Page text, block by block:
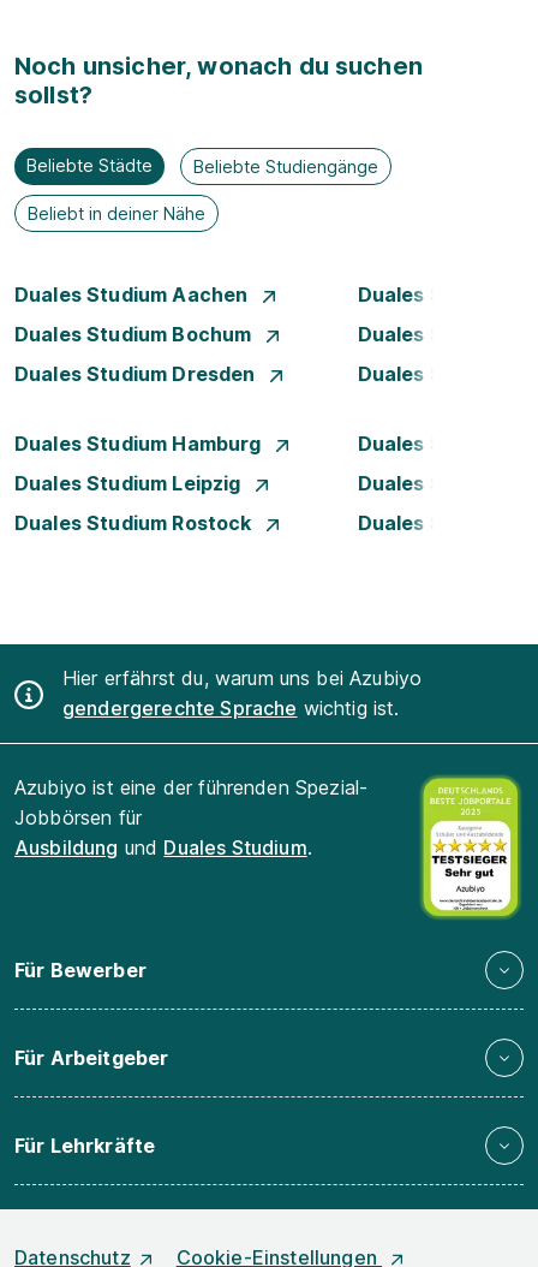
Noch unsicher, wonach du suchen
sollst?
Beliebte Städte Beliebte Studiengänge
Beliebt in deiner Nähe
Duales Studium Aachen
Duales Studium
Duales Studium Bochum
Duales Studium
Duales Studium Dresden
Duales Studium
Duales Studium Hamburg
Duales Studium
Duales Studium Leipzig
Duales Studium
Duales Studium Rostock
Duales Studium
Hier erfährst du, warum uns bei Azubiyo
gendergerechte Sprache wichtig ist.
Azubiyo ist eine der führenden Spezial-
Jobbörsen für
Ausbildung und Duales Studium.
Für Bewerber
Für Arbeitgeber
Für Lehrkräfte
Datenschutz Cookie-Einstellungen